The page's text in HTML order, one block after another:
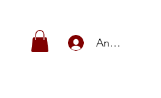
Anmelden